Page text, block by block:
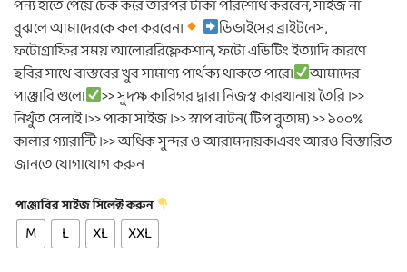
was:
1,250.00৳ .
is:
900.00৳ .
পন্য হাতে পেয়ে চেক করে তারপর টাকা পরিশোধ করবেন, সাইজ না
বুঝলে আমাদেরকে কল করবেন।
ডিভাইসের ব্রাইটনেস,
ফটোগ্রাফির সময় আলোররিফ্লেকশান, ফটো এডিটিং ইত্যাদি কারণে
ছবির সাথে বাস্তবের খুব সামাণ্য পার্থক্য থাকতে পারে।
আমাদের
পাঞ্জাবি গুলো
>> সুদক্ষ কারিগর দ্বারা নিজস্ব কারখানায় তৈরি ।>>
নিখুঁত সেলাই ।>> পাকা সাইজ ।>> স্নাপ বাটন( টিপ বুতাম) >> ১০০%
কালার গ্যারান্টি ।>> অধিক সুন্দর ও আরামদায়ক।এবং আরও বিস্তারিত
জানতে যোগাযোগ করুন
পাঞ্জাবির সাইজ সিলেক্ট করুন
M L XL XXL